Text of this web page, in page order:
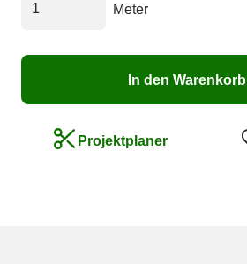
Meter
In den Warenkorb
Projektplaner